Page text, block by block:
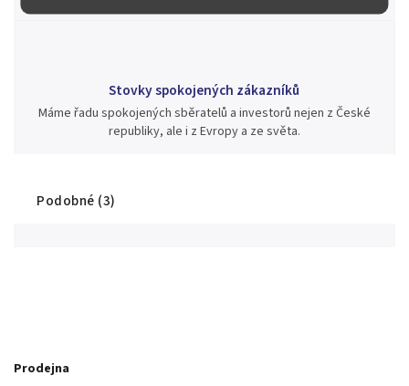
Stovky spokojených zákazníků
Máme řadu spokojených sběratelů a investorů nejen z České
republiky, ale i z Evropy a ze světa.
Podobné (3)
Prodejna